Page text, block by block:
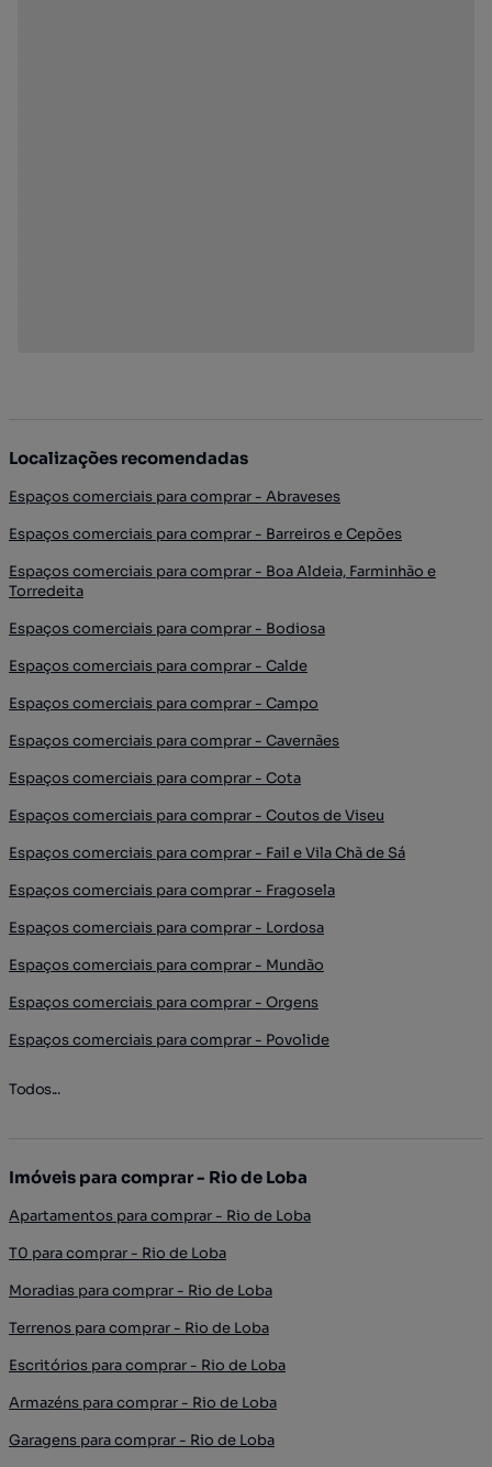
Localizações recomendadas
Espaços comerciais para comprar - Abraveses
Espaços comerciais para comprar - Barreiros e Cepões
Espaços comerciais para comprar - Boa Aldeia, Farminhão e
Torredeita
Espaços comerciais para comprar - Bodiosa
Espaços comerciais para comprar - Calde
Espaços comerciais para comprar - Campo
Espaços comerciais para comprar - Cavernães
Espaços comerciais para comprar - Cota
Espaços comerciais para comprar - Coutos de Viseu
Espaços comerciais para comprar - Fail e Vila Chã de Sá
Espaços comerciais para comprar - Fragosela
Espaços comerciais para comprar - Lordosa
Espaços comerciais para comprar - Mundão
Espaços comerciais para comprar - Orgens
Espaços comerciais para comprar - Povolide
Todos...
Imóveis para comprar - Rio de Loba
Apartamentos para comprar - Rio de Loba
T0 para comprar - Rio de Loba
Moradias para comprar - Rio de Loba
Terrenos para comprar - Rio de Loba
Escritórios para comprar - Rio de Loba
Armazéns para comprar - Rio de Loba
Garagens para comprar - Rio de Loba